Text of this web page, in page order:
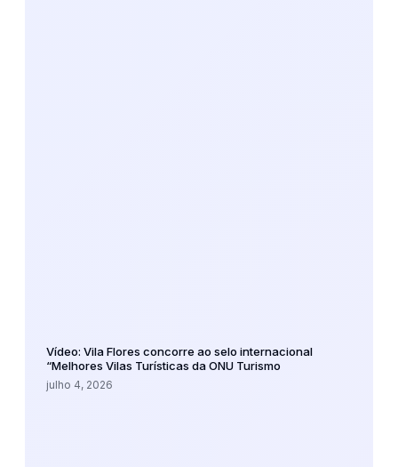
Vídeo: Vila Flores concorre ao selo internacional
“Melhores Vilas Turísticas da ONU Turismo
julho 4, 2026